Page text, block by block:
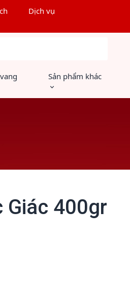
Dịch vụ
Sản phẩm khác
Giác 400gr